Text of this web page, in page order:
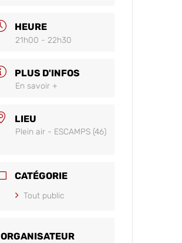
HEURE
21h00 - 22h30
PLUS D'INFOS
En savoir +
LIEU
Plein air - ESCAMPS (46)
CATÉGORIE
Tout public
ORGANISATEUR